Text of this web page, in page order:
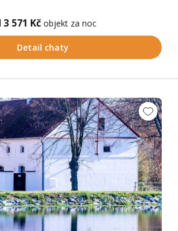
3 571 Kč objekt za noc
Detail chaty